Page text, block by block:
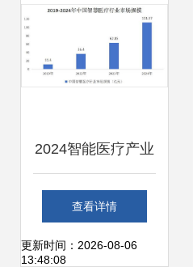
2024智能医疗产业
竞争格局现状及未
来发展趋势分析 物
查看详情
更新时间：2026-08-06
13:48:08